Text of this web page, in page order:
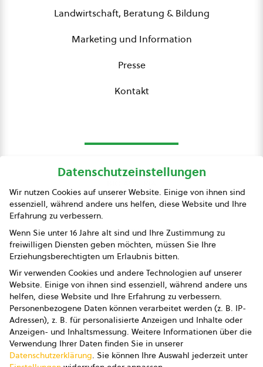
Landwirtschaft, Beratung & Bildung
Marketing und Information
Presse
Kontakt
Presse
Impressum
Datenschutz
AGB
AGB Marketing GmbH
AGB Bildung
Newsletter
Datenschutzeinstellungen
Wir nutzen Cookies auf unserer Website. Einige von ihnen sind
essenziell, während andere uns helfen, diese Website und Ihre
Erfahrung zu verbessern.
Wenn Sie unter 16 Jahre alt sind und Ihre Zustimmung zu
freiwilligen Diensten geben möchten, müssen Sie Ihre
Erziehungsberechtigten um Erlaubnis bitten.
Wir verwenden Cookies und andere Technologien auf unserer
Website. Einige von ihnen sind essenziell, während andere uns
helfen, diese Website und Ihre Erfahrung zu verbessern.
Personenbezogene Daten können verarbeitet werden (z. B. IP-
Adressen), z. B. für personalisierte Anzeigen und Inhalte oder
Anzeigen- und Inhaltsmessung. Weitere Informationen über die
Verwendung Ihrer Daten finden Sie in unserer
Datenschutzerklärung. Sie können Ihre Auswahl jederzeit unter